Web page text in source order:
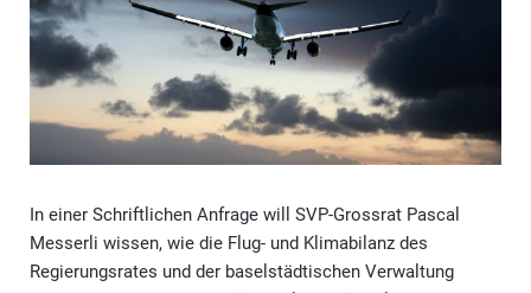
In einer Schriftlichen Anfrage will SVP-Grossrat Pascal
Messerli wissen, wie die Flug- und Klimabilanz des
Regierungsrates und der baselstädtischen Verwaltung